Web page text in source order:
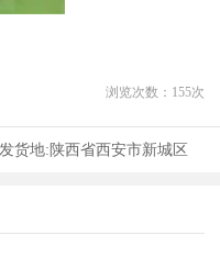
浏览次数： 155次
发货地:陕西省西安市新城区